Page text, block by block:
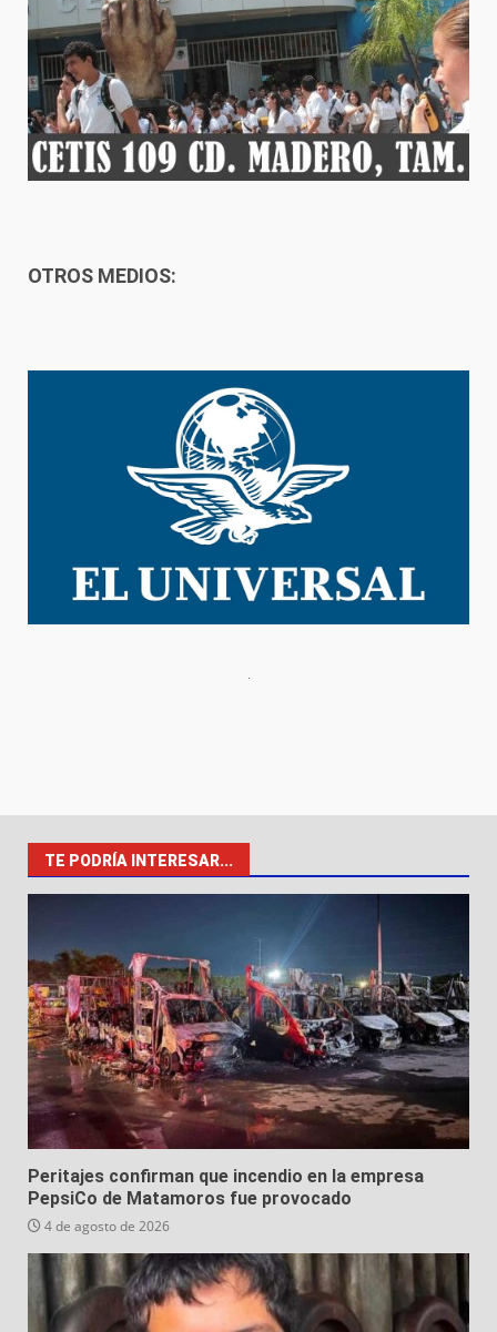
OTROS MEDIOS:
TE PODRÍA INTERESAR...
Peritajes confirman que incendio en la empresa
PepsiCo de Matamoros fue provocado
4 de agosto de 2026